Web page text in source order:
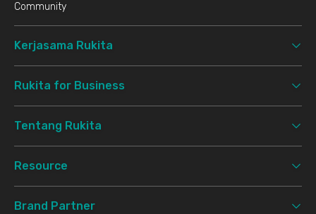
Community
Kerjasama Rukita
Rukita for Business
Tentang Rukita
Resource
Brand Partner